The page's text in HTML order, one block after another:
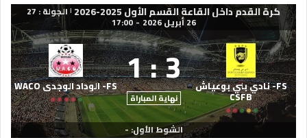
كرة القدم داخل القاعة القسم الأول 2025-2026 | الجولة : 27
26 أبريل 2026 -
17:00
FS- نادي بني بوعياش
CSFB
3
:
1
نهاية المباراة
FS- الوداد الوجدي WACO
الشوط الأول: -